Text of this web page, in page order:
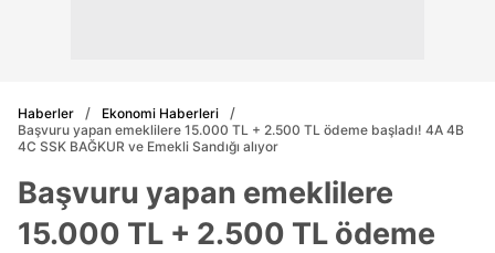
Haberler
Ekonomi Haberleri
Başvuru yapan emeklilere 15.000 TL + 2.500 TL ödeme başladı! 4A 4B
4C SSK BAĞKUR ve Emekli Sandığı alıyor
Başvuru yapan emeklilere
15.000 TL + 2.500 TL ödeme